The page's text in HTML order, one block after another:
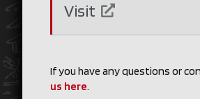
Visit
If you have any questions or
us here.